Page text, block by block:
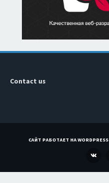
Contact us
САЙТ РАБОТАЕТ НА WORDPRESS